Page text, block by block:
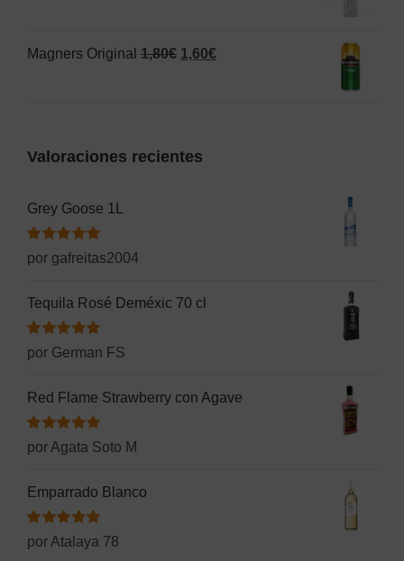
Magners Original 1,80€ El
1,80€.
1,60€El
Valoraciones recientes
Grey Goose 1L
Valorado
con
5de 5
por gafreitas2004
Tequila Rosé Deméxic 70 cl
Valorado
con
por German FS
Red Flame Strawberry con Agave
Valorado
con
de 5
por Agata Soto M
Emparrado Blanco
Valorado
con
por Atalaya 78